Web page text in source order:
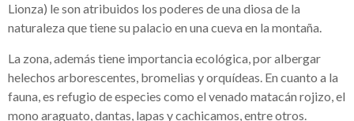
Lionza) le son atribuidos los poderes de una diosa de la
naturaleza que tiene su palacio en una cueva en la montaña.
La zona, además tiene importancia ecológica, por albergar
helechos arborescentes, bromelias y orquídeas. En cuanto a la
fauna, es refugio de especies como el venado matacán rojizo, el
mono araguato, dantas, lapas y cachicamos, entre otros.